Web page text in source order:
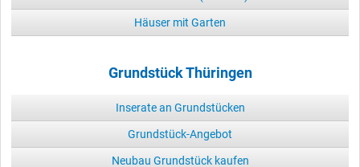
Häuser mit Garten
Grundstück Thüringen
Inserate an Grundstücken
Grundstück-Angebot
Neubau Grundstück kaufen